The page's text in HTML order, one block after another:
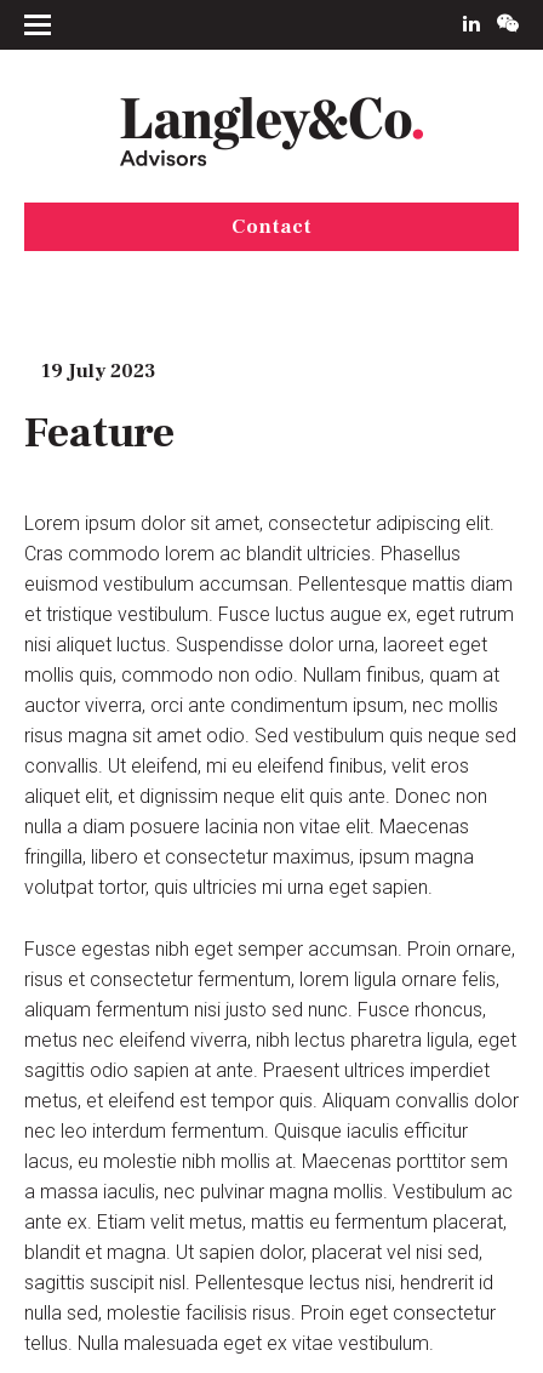
Contact
19 July 2023
Feature
Lorem ipsum dolor sit amet, consectetur adipiscing elit.
Cras commodo lorem ac blandit ultricies. Phasellus
euismod vestibulum accumsan. Pellentesque mattis diam
et tristique vestibulum. Fusce luctus augue ex, eget rutrum
nisi aliquet luctus. Suspendisse dolor urna, laoreet eget
mollis quis, commodo non odio. Nullam finibus, quam at
auctor viverra, orci ante condimentum ipsum, nec mollis
risus magna sit amet odio. Sed vestibulum quis neque sed
convallis. Ut eleifend, mi eu eleifend finibus, velit eros
aliquet elit, et dignissim neque elit quis ante. Donec non
nulla a diam posuere lacinia non vitae elit. Maecenas
fringilla, libero et consectetur maximus, ipsum magna
volutpat tortor, quis ultricies mi urna eget sapien.
Fusce egestas nibh eget semper accumsan. Proin ornare,
risus et consectetur fermentum, lorem ligula ornare felis,
aliquam fermentum nisi justo sed nunc. Fusce rhoncus,
metus nec eleifend viverra, nibh lectus pharetra ligula, eget
sagittis odio sapien at ante. Praesent ultrices imperdiet
metus, et eleifend est tempor quis. Aliquam convallis dolor
nec leo interdum fermentum. Quisque iaculis efficitur
lacus, eu molestie nibh mollis at. Maecenas porttitor sem
a massa iaculis, nec pulvinar magna mollis. Vestibulum ac
ante ex. Etiam velit metus, mattis eu fermentum placerat,
blandit et magna. Ut sapien dolor, placerat vel nisi sed,
sagittis suscipit nisl. Pellentesque lectus nisi, hendrerit id
nulla sed, molestie facilisis risus. Proin eget consectetur
tellus. Nulla malesuada eget ex vitae vestibulum.